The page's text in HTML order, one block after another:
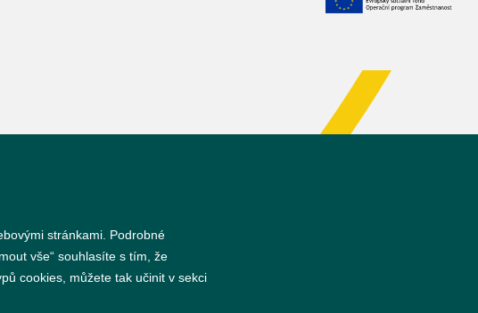
stránkami. Podrobné
vše“ souhlasíte s tím, že
cookies, můžete tak učinit v sekci